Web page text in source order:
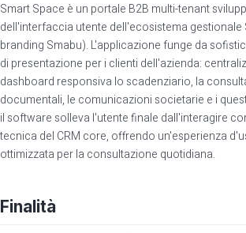
Smart Space è un portale B2B multi-tenant
dell'interfaccia utente dell'ecosistema
branding Smabu). L'applicazione funge da
di presentazione per i clienti dell'azienda:
dashboard responsiva lo scadenziario, la
documentali, le comunicazioni societarie e i
il software solleva l'utente finale dall'interagire
tecnica del CRM core, offrendo un'esperienza
ottimizzata per la consultazione quotidiana.
Finalità